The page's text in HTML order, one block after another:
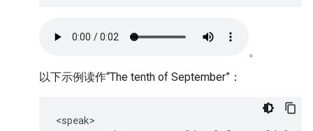
。
以下示例读作“The tenth of September”：
<speak>